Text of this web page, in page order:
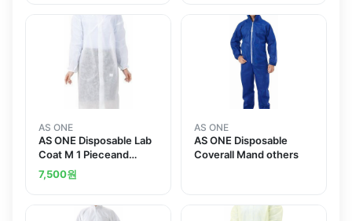
AS ONE
AS ONE Disposable Lab
Coat M 1 Pieceand
others
7,500원
AS ONE
AS ONE Disposable
Coverall Mand others